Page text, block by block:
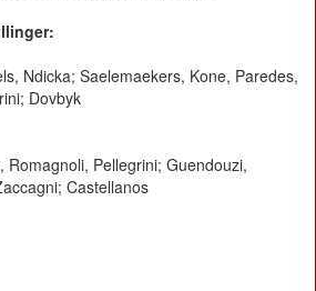
Ndicka; Saelemaekers, Kone, Paredes,
Dovbyk
Romagnoli, Pellegrini; Guendouzi,
Castellanos